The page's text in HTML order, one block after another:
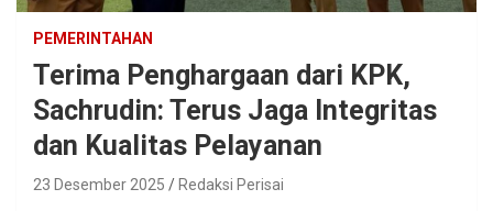
PEMERINTAHAN
Terima Penghargaan dari KPK,
Sachrudin: Terus Jaga Integritas
dan Kualitas Pelayanan
23 Desember 2025 Redaksi Perisai